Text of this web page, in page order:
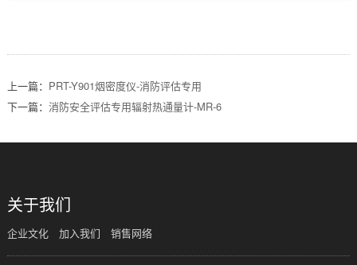
上一篇： PRT-Y901烟密度仪-消防评估专用
下一篇： 消防安全评估专用辐射热通量计-MR-6
关于我们
企业文化 加入我们 销售网络